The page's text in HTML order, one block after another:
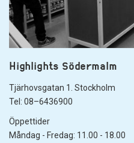
Highlights Södermalm
Tjärhovsgatan 1. Stockholm
Tel: 08–6436900
Öppettider
Måndag - Fredag: 11.00 - 18.00